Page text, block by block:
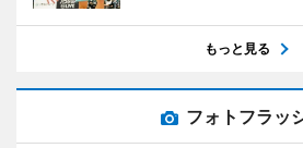
もっと見る
フォトフラッ